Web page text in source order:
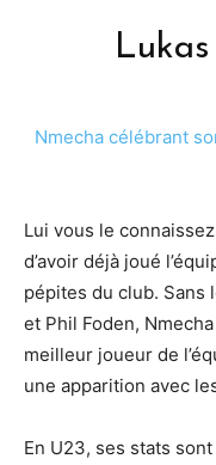
Nmecha célébrant
Lui vous le
d’avoir déjà joué
pépites du club. Sans
et Phil Foden,
meilleur joueur de
une apparition avec
En U23, ses stats